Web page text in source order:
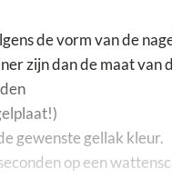
de vorm van de
zijn dan de maat van
gewenste gellak kleur.
op een